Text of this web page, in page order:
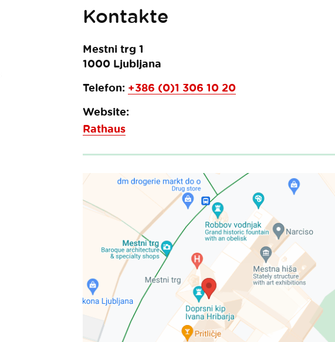
Kontakte
Mestni trg 1
1000 Ljubljana
Telefon: +386 (0)1 306 10 20
Website:
Rathaus